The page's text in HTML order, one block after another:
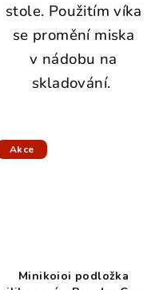
stole. Použitím víka
se promění miska
v nádobu na
skladování.
Akce
Minikoioi podložka